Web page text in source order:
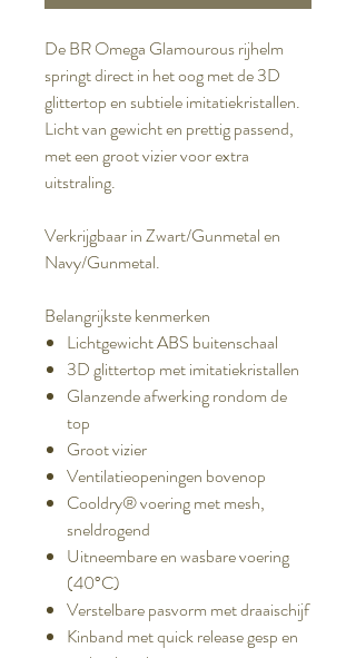
De BR Omega Glamourous rijhelm
springt direct in het oog met de 3D
glittertop en subtiele imitatiekristallen.
Licht van gewicht en prettig passend,
met een groot vizier voor extra
uitstraling.
Verkrijgbaar in Zwart/Gunmetal en
Navy/Gunmetal.
Belangrijkste kenmerken
Lichtgewicht ABS buitenschaal
3D glittertop met imitatiekristallen
Glanzende afwerking rondom de
top
Groot vizier
Ventilatieopeningen bovenop
Cooldry® voering met mesh,
sneldrogend
Uitneembare en wasbare voering
(40°C)
Verstelbare pasvorm met draaischijf
Kinband met quick release gesp en